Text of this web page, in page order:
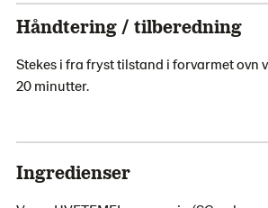
Håndtering / tilberedning
Stekes i fra fryst tilstand i forvarmet ovn
20 minutter.
Ingredienser